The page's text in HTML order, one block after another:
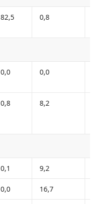
82,5 0,8
0,0 0,0
0,8 8,2
0,1 9,2
0,0 16,7